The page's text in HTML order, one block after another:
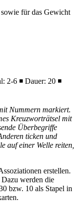
für das Gewicht
2-6 ◾ Dauer: 20 ◾
Nummern markiert.
Kreuzworträtsel mit
Überbegriffe
ticken und
auf einer Welle reiten,
erstellen.
werden die
bzw. 10 als Stapel in